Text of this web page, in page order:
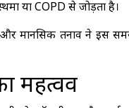
या COPD से जोड़ता है।
मानसिक तनाव ने इस
महत्वव